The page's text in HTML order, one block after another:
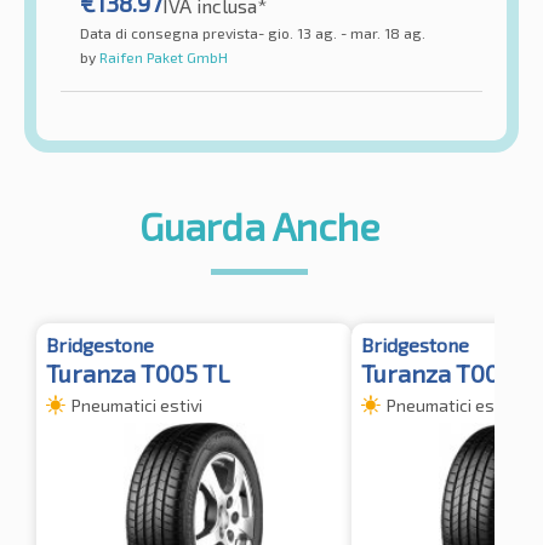
IVA inclusa*
Data di consegna prevista- gio. 13 ag. - mar. 18 ag.
by Raifen Paket GmbH
Guarda Anche
Bridgestone
Turanza T005 TL
Pneumatici estivi
Bridgestone
Turanza T005
Pneumatici estivi